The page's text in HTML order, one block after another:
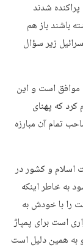
شدند
باشند باز هم
زیر سؤال
موافق است و این
که پهنای
تمام آن مبارزه
اسلام و کشور در
به خاطر اینکه
را با خودش به
است برای پمپاژ
به همین دلیل است